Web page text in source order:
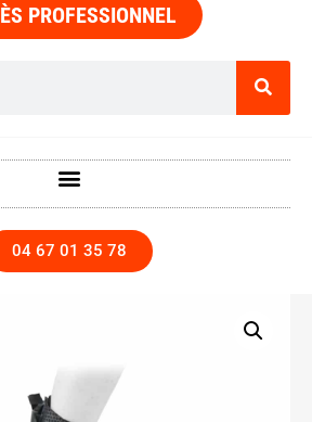
PROFESSIONNEL
04 67 01 35 78